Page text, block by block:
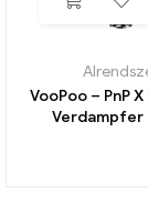
VooPoo – PnP
Verdampfer